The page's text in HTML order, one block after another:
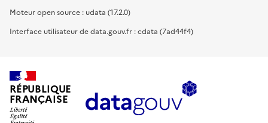
Moteur open source : udata (17.2.0)
Interface utilisateur de data.gouv.fr : cdata (7ad44f4)
RÉPUBLIQUE
FRANÇAISE